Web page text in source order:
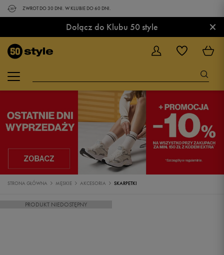
ZWROT DO 30 DNI. W KLUBIE DO 60 DNI.
Dołącz do Klubu 50 style ×
STRONA GŁÓWNA MĘSKIE AKCESORIA SKARPETKI
PRODUKT NIEDOSTĘPNY